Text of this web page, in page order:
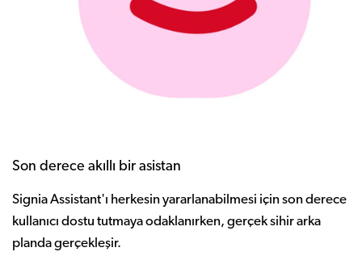
Son derece akıllı bir asistan
Signia Assistant'ı herkesin yararlanabilmesi için son derece
kullanıcı dostu tutmaya odaklanırken, gerçek sihir arka
planda gerçekleşir.